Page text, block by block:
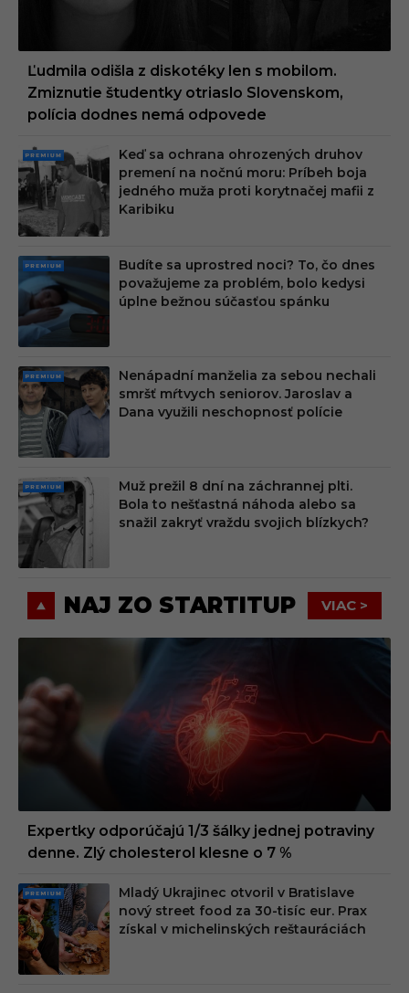
Ľudmila odišla z diskotéky len s mobilom.
Zmiznutie študentky otriaslo Slovenskom,
polícia dodnes nemá odpovede
PRE
MIU
M
Keď sa ochrana ohrozených druhov
premení na nočnú moru: Príbeh boja
jedného muža proti korytnačej mafii z
Karibiku
PRE
MIU
M
Budíte sa uprostred noci? To, čo dnes
považujeme za problém, bolo kedysi
úplne bežnou súčasťou spánku
PRE
MIU
M
Nenápadní manželia za sebou nechali
smršť mŕtvych seniorov. Jaroslav a
Dana využili neschopnosť polície
PRE
MIU
M
Muž prežil 8 dní na záchrannej plti.
Bola to nešťastná náhoda alebo sa
snažil zakryť vraždu svojich blízkych?
NAJ ZO STARTITUP VIAC >
Expertky odporúčajú 1/3 šálky jednej potraviny
denne. Zlý cholesterol klesne o 7 %
PRE
MIU
M
Mladý Ukrajinec otvoril v Bratislave
nový street food za 30-tisíc eur. Prax
získal v michelinských reštauráciách